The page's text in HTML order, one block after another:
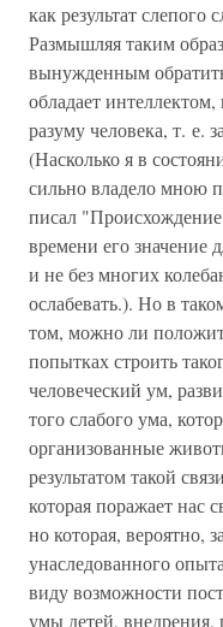
как результат слепого
Размышляя таким
вынужденным
обладает
разуму человека, т. е.
(Насколько я в
сильно владело мною
писал
времени его значение
и не без многих
ослабевать.). Но в
том, можно ли
попытках строить
человеческий ум,
того слабого ума,
организованные
результатом такой
которая поражает нас
но которая, вероятно,
унаследованного
виду возможности
умы детей, внедрения,